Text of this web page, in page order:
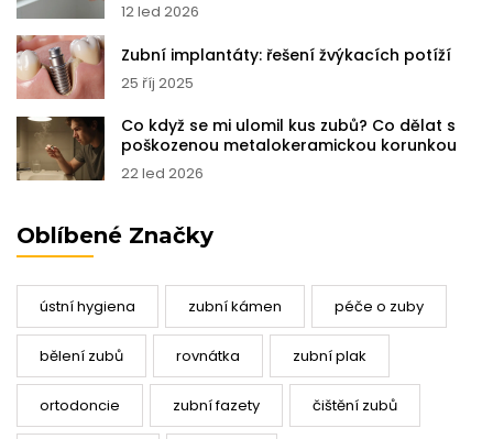
12 led 2026
Zubní implantáty: řešení žvýkacích potíží
25 říj 2025
Co když se mi ulomil kus zubů? Co dělat s
poškozenou metalokeramickou korunkou
22 led 2026
Oblíbené Značky
ústní hygiena zubní kámen péče o zuby
bělení zubů rovnátka zubní plak
ortodoncie zubní fazety čištění zubů